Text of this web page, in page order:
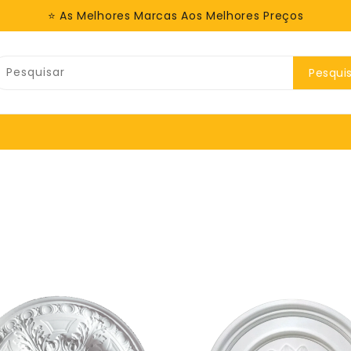
⭐ As Melhores Marcas Aos Melhores Preços
Prisca
Homestar
-
Flora
Homestar